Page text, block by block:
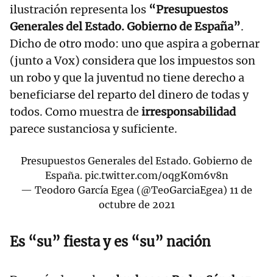
ilustración representa los “Presupuestos
Generales del Estado. Gobierno de España”.
Dicho de otro modo: uno que aspira a gobernar
(junto a Vox) considera que los impuestos son
un robo y que la juventud no tiene derecho a
beneficiarse del reparto del dinero de todas y
todos. Como muestra de irresponsabilidad
parece sustanciosa y suficiente.
Presupuestos Generales del Estado. Gobierno de
España. pic.twitter.com/oqgK0m6v8n
— Teodoro García Egea (@TeoGarciaEgea) 11 de
octubre de 2021
Es “su” fiesta y es “su” nación